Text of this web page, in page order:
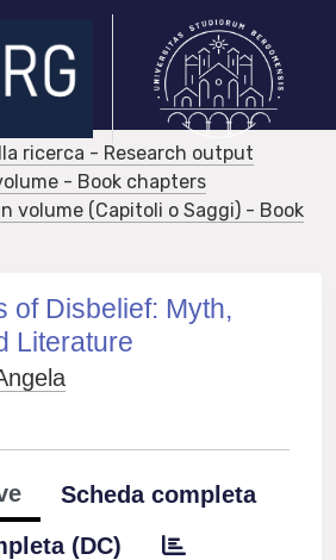
ricerca - Research output
- Book chapters
volume (Capitoli o Saggi) - Book
of Disbelief: Myth,
Literature
Scheda completa
(DC)